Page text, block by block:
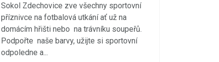
Sokol Zdechovice zve všechny sportovní
příznivce na fotbalová utkání ať už na
domácím hřišti nebo na trávníku soupeřů.
Podpořte naše barvy, užijte si sportovní
odpoledne a...